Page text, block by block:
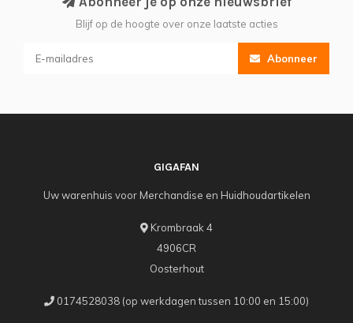
Blijf op de hoogte over onze laatste acties
Abonneer
GIGAFAN
Uw warenhuis voor Merchandise en Huidhoudartikelen
Krombraak 4
4906CR
Oosterhout
0174528038 (op werkdagen tussen 10:00 en 15:00)